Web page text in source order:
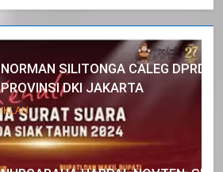
NORMAN SILITONGA CALEG DPRD
PROVINSI DKI JAKARTA
IKLAN